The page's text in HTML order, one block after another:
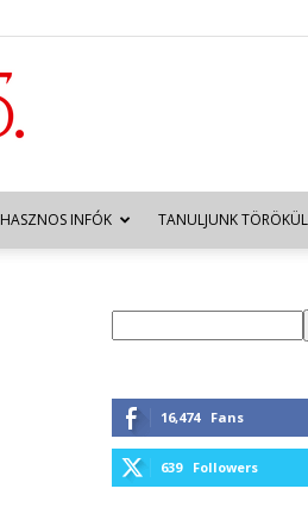
HASZNOS INFÓK TANULJUNK
16,474 Fans
639 Followers